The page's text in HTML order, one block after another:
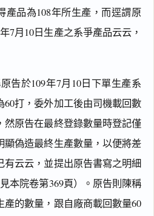
產品為108年所生產，而逕謂原
7月10日生產之系爭產品云云，
告於109年7月10日下單生產系
60打，委外加工後由司機載回數
然原告在最終登錄數量時登記僅
顯偽造最終生產數量，以便將差
有云云，並提出原告書寫之明細
本院卷第369頁）。原告則陳稱
產的數量，跟自廠商載回數量60